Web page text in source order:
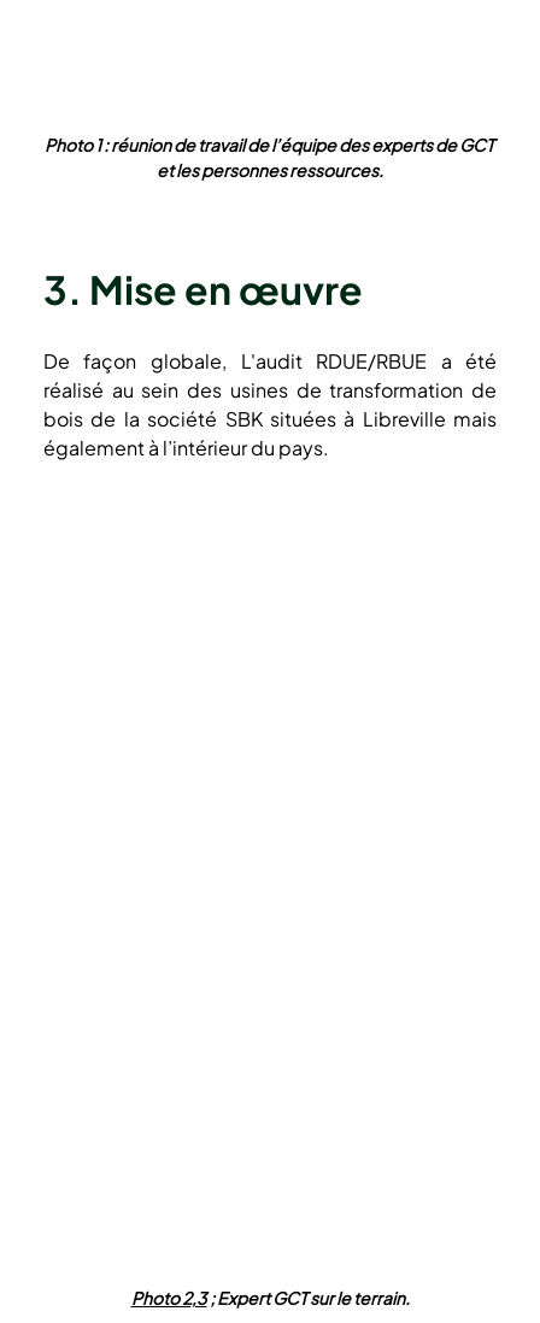
Photo 1 : réunion de travail de l’équipe des experts de GCT
et les personnes ressources.
3. Mise en œuvre
De façon globale, L'audit RDUE/RBUE a été
réalisé au sein des usines de transformation de
bois de la société SBK situées à Libreville mais
également à l’intérieur du pays.
Photo 2,3 ; Expert GCT sur le terrain.